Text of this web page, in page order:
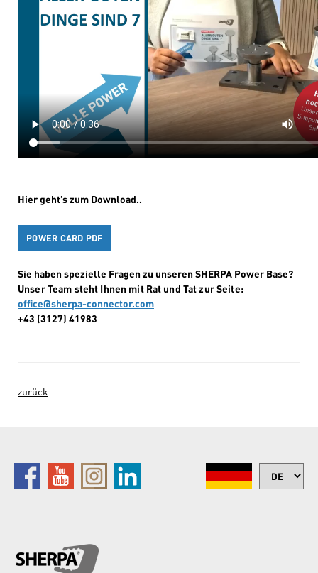
Hier geht’s zum Download..
POWER CARD PDF
Sie haben spezielle Fragen zu unseren SHERPA Power Base?
Unser Team steht Ihnen mit Rat und Tat zur Seite:
office@sherpa-connector.com
+43 (3127) 41983
zurück